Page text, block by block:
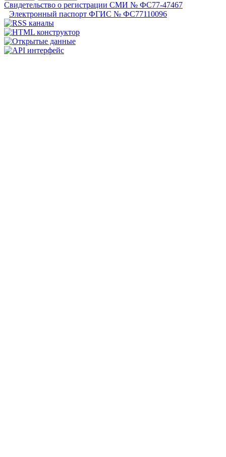
Свидетельство о регистрации СМИ № ФС77-47467
Электронный паспорт ФГИС № ФС77110096